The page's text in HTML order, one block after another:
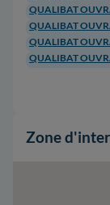
QUALIBAT
QUALIBAT
QUALIBAT
QUALIBAT
Zone